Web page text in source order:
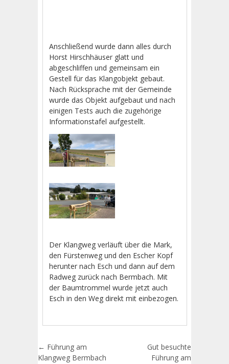
Anschließend wurde dann alles durch
Horst Hirschhäuser glatt und
abgeschliffen und gemeinsam ein
Gestell für das Klangobjekt gebaut.
Nach Rücksprache mit der Gemeinde
wurde das Objekt aufgebaut und nach
einigen Tests auch die zugehörige
Informationstafel aufgestellt.
Der Klangweg verläuft über die Mark,
den Fürstenweg und den Escher Kopf
herunter nach Esch und dann auf dem
Radweg zurück nach Bermbach. Mit
der Baumtrommel wurde jetzt auch
Esch in den Weg direkt mit einbezogen.
Artikel-Navigation
← Führung am
Klangweg Bermbach
Gut besuchte
Führung am